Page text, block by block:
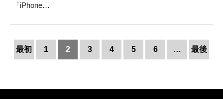
「iPhone…
最初 1 2 3 4 5 6 … 最後